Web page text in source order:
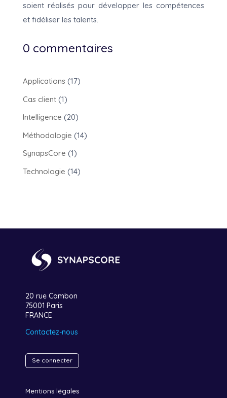
soient réalisés pour développer les compétences
et fidéliser les talents.
0 commentaires
Applications (17)
Cas client(1)
Intelligence (20)
Méthodologie (14)
SynapsCore (1)
Technologie (14)
20 rue Cambon
75001 Paris
FRANCE
Contactez-nous
Se connecter
Mentions légales